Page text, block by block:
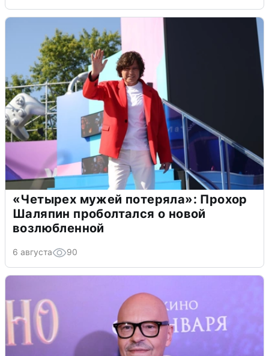
«Четырех мужей потеряла»: Прохор
Шаляпин проболтался о новой
возлюбленной
6 августа 90